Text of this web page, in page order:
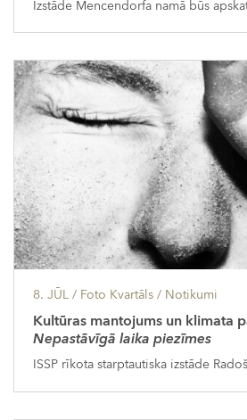
Izstāde Mencendorfa namā būs
8. JŪL / Foto Kvartāls / Notikumi
Kultūras mantojums un klimata
Nepastāvīgā laika piezīmes
ISSP rīkota starptautiska izstāde